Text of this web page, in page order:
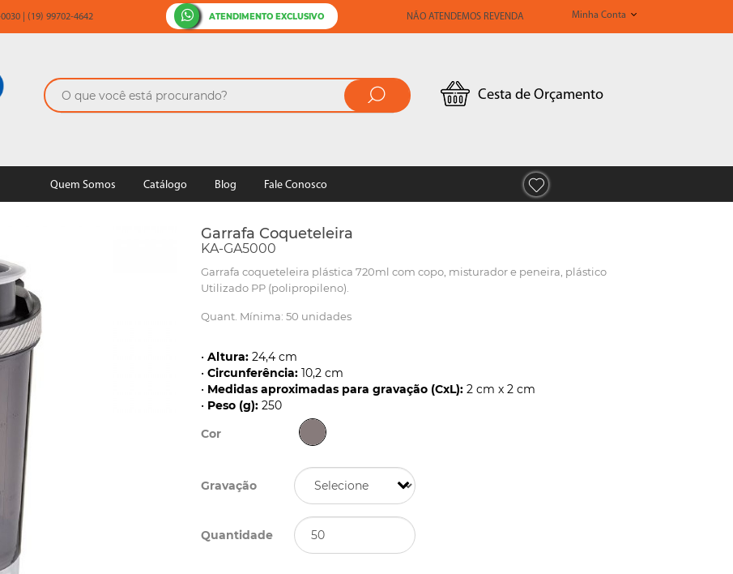
| (19) 99702-4642 ATENDIMENTO EXCLUSIVO NÃO ATENDEMOS REVENDA Minha Conta
Cesta de Orçamento
Quem Somos Catálogo Blog Fale Conosco
Garrafa Coqueteleira
KA-GA5000
Garrafa coqueteleira plástica 720ml com copo, misturador e peneira, plástico
Utilizado PP (polipropileno).
Quant. Mínima: 50 unidades
• Altura: 24,4 cm
• Circunferência: 10,2 cm
• Medidas aproximadas para gravação (CxL): 2 cm x 2 cm
• Peso (g): 250
Cor
Gravação
Quantidade